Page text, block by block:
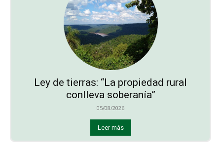
Ley de tierras: “La propiedad rural
conlleva soberanía”
05/08/2026
Leer más